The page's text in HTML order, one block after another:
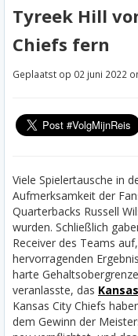
Tyreek Hill
Chiefs fern
Geplaatst op 02 juni 2022
Viele Spielertausche in
Aufmerksamkeit der
Quarterbacks Russell
wurden. Schließlich
Receiver des Teams
hervorragenden
harte
veranlasste, das
Kansas City Chiefs
dem Gewinn der